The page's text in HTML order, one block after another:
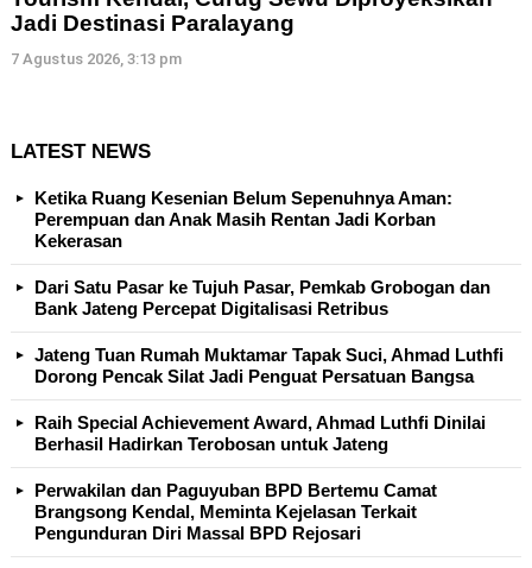
Jadi Destinasi Paralayang
7 Agustus 2026, 3:13 pm
LATEST NEWS
Ketika Ruang Kesenian Belum Sepenuhnya Aman:
Perempuan dan Anak Masih Rentan Jadi Korban
Kekerasan
Dari Satu Pasar ke Tujuh Pasar, Pemkab Grobogan dan
Bank Jateng Percepat Digitalisasi Retribus
Jateng Tuan Rumah Muktamar Tapak Suci, Ahmad Luthfi
Dorong Pencak Silat Jadi Penguat Persatuan Bangsa
Raih Special Achievement Award, Ahmad Luthfi Dinilai
Berhasil Hadirkan Terobosan untuk Jateng
Perwakilan dan Paguyuban BPD Bertemu Camat
Brangsong Kendal, Meminta Kejelasan Terkait
Pengunduran Diri Massal BPD Rejosari